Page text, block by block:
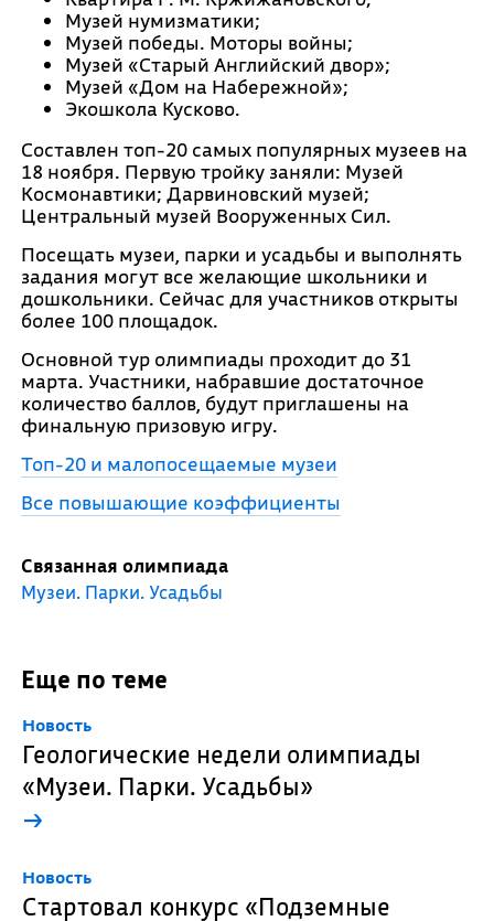
Музей нумизматики;
Музей победы. Моторы войны;
Музей «Старый Английский двор»;
Музей «Дом на Набережной»;
Экошкола Кусково.
Составлен топ-20 самых популярных музеев на
18 ноября. Первую тройку заняли: Музей
Космонавтики; Дарвиновский музей;
Центральный музей Вооруженных Сил.
Посещать музеи, парки и усадьбы и выполнять
задания могут все желающие школьники и
дошкольники. Сейчас для участников открыты
более 100 площадок.
Основной тур олимпиады проходит до 31
марта. Участники, набравшие достаточное
количество баллов, будут приглашены на
финальную призовую игру.
Топ-20 и малопосещаемые музеи
Все повышающие коэффициенты
Связанная олимпиада
Музеи. Парки. Усадьбы
Еще по теме
Новость
Геологические недели олимпиады
«Музеи. Парки. Усадьбы»
→
Новость
Стартовал конкурс «Подземные